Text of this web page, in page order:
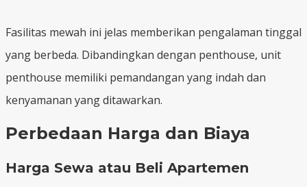
Fasilitas mewah ini jelas memberikan pengalaman tinggal
yang berbeda. Dibandingkan dengan penthouse, unit
penthouse memiliki pemandangan yang indah dan
kenyamanan yang ditawarkan.
Perbedaan Harga dan Biaya
Harga Sewa atau Beli Apartemen